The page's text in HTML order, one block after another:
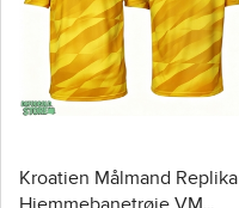
Kroatien Målmand Replika